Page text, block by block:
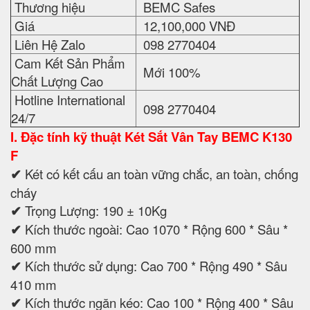
Thương hiệu
BEMC Safes
Giá
12,100,000 VNĐ
Liên Hệ Zalo
098 2770404
Cam Kết Sản Phẩm
Chất Lượng Cao
Mới 100%
Hotline International
24/7
098 2770404
I. Đặc tính kỹ thuật Két Sắt Vân Tay BEMC K130
F
✔ Két có kết cấu an toàn vững chắc, an toàn, chống
cháy
✔ Trọng Lượng: 190 ± 10Kg
✔ Kích thước ngoài: Cao 1070 * Rộng 600 * Sâu *
600 mm
✔ Kích thước sử dụng: Cao 700 * Rộng 490 * Sâu
410 mm
✔ Kích thước ngăn kéo: Cao 100 * Rộng 400 * Sâu